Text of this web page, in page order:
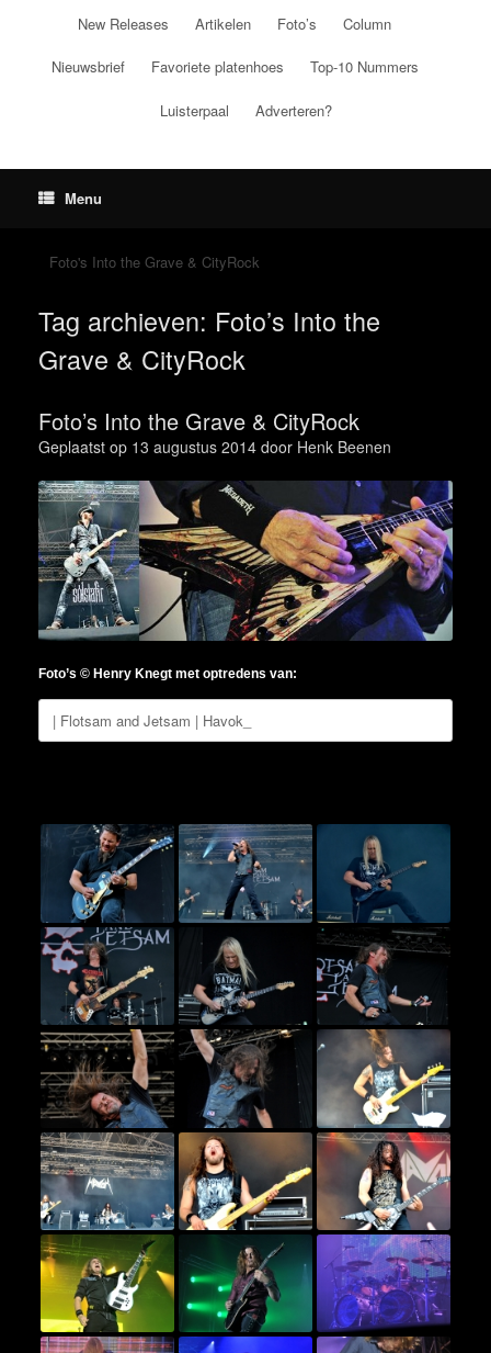
New Releases Artikelen Foto’s Column
Nieuwsbrief Favoriete platenhoes Top-10 Nummers
Luisterpaal Adverteren?
Menu
Foto's Into the Grave & CityRock
Tag archieven: Foto’s Into the
Grave & CityRock
Foto’s Into the Grave & CityRock
Geplaatst op 13 augustus 2014 door Henk Beenen
Foto’s © Henry Knegt met optredens van: